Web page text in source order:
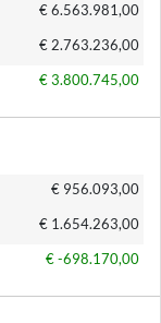
€ 6.563.981,00
€ 2.763.236,00
€ 3.800.745,00
€ 956.093,00
€ 1.654.263,00
€ -698.170,00